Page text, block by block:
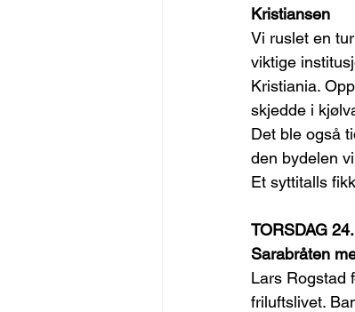
Kristiansen
Vi ruslet en
viktige
Kristiania.
skjedde i
Det ble også
den bydelen
Et syttitalls
TORSDAG
Sarabråten
Lars Rogstad
friluftslivet.